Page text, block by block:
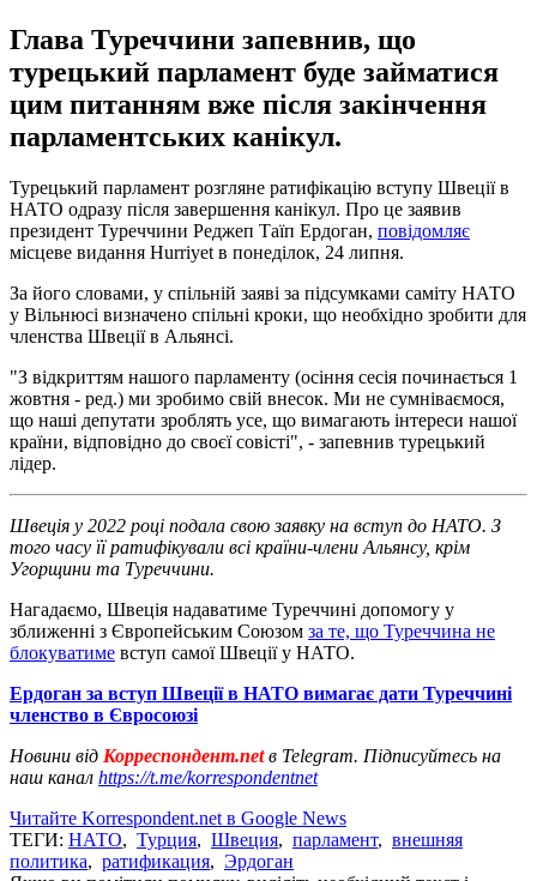
Глава Туреччини запевнив, що
турецький парламент буде займатися
цим питанням вже після закінчення
парламентських канікул.
Турецький парламент розгляне ратифікацію вступу Швеції в
НАТО одразу після завершення канікул. Про це заявив
президент Туреччини Реджеп Таїп Ердоган, повідомляє
місцеве видання Hurriyet в понеділок, 24 липня.
За його словами, у спільній заяві за підсумками саміту НАТО
у Вільнюсі визначено спільні кроки, що необхідно зробити для
членства Швеції в Альянсі.
"З відкриттям нашого парламенту (осіння сесія починається 1
жовтня - ред.) ми зробимо свій внесок. Ми не сумніваємося,
що наші депутати зроблять усе, що вимагають інтереси нашої
країни, відповідно до своєї совісті", - запевнив турецький
лідер.
Швеція у 2022 році подала свою заявку на вступ до НАТО. З
того часу її ратифікували всі країни-члени Альянсу, крім
Угорщини та Туреччини.
Нагадаємо, Швеція надаватиме Туреччині допомогу у
зближенні з Європейським Союзом за те, що Туреччина не
блокуватиме вступ самої Швеції у НАТО.
Ердоган за вступ Швеції в НАТО вимагає дати Туреччині
членство в Євросоюзі
Новини від Корреспондент.netв Telegram. Підписуйтесь на
наш канал https://t.me/korrespondentnet
Читайте Korrespondent.net в Google News
ТЕГИ: НАТО, Турция, Швеция, парламент, внешняя
политика, ратификация, Эрдоган